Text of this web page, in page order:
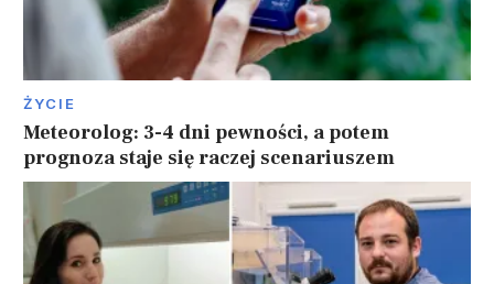
ŻYCIE
Meteorolog: 3-4 dni pewności, a potem
prognoza staje się raczej scenariuszem